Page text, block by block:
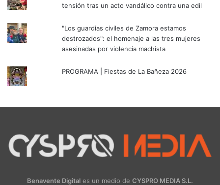
tensión tras un acto vandálico contra una edil
"Los guardias civiles de Zamora estamos
destrozados": el homenaje a las tres mujeres
asesinadas por violencia machista
PROGRAMA | Fiestas de La Bañeza 2026
Benavente Digital es un medio de CYSPRO MEDIA S.L.